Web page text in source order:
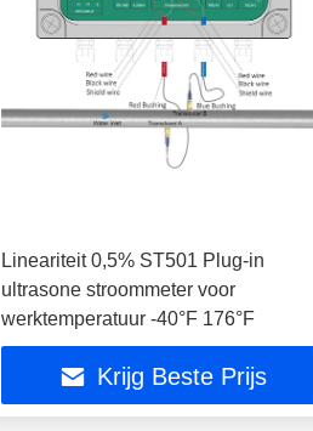
Lineariteit 0,5% ST501 Plug-in
ultrasone stroommeter voor
werktemperatuur -40°F 176°F
Krijg Beste Prijs